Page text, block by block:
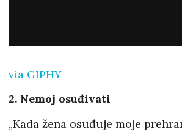
via GIPHY
2. Nemoj osuđivati
„Kada žena osuđuje moje